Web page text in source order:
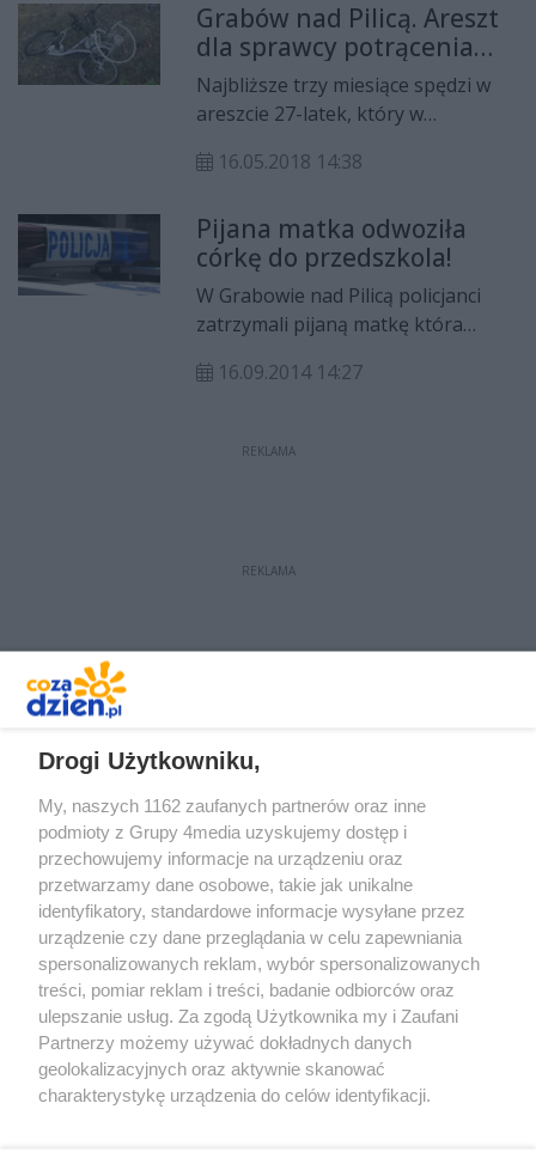
Grabów nad Pilicą. Areszt
dla sprawcy potrącenia
rowerzysty
Najbliższe trzy miesiące spędzi w
areszcie 27-latek, który w
śmiertelnego potrącenia
zdarzenia. Śledczy szybko odnaleźli
rozbite auto i zatrzymali
podejrzanego o wypadek
mężczyznę. Teraz grozi mu za to
nawet 12 lat więzienia.
16.05.2018 14:38
Pijana matka odwoziła
córkę do przedszkola!
W Grabowie nad Pilicą policjanci
zatrzymali pijaną matkę która
przywiozła do przedszkola 5 letnią
mieszkanka gm. Grabów nad Pilicą
16.09.2014 14:27
REKLAMA
REKLAMA
Redakcja Reklama Prywatność
Praca Łódź
the:protocol
Drogi Użytkowniku,
My, naszych 1162 zaufanych partnerów oraz inne
podmioty z Grupy 4media uzyskujemy dostęp i
przechowujemy informacje na urządzeniu oraz
przetwarzamy dane osobowe, takie jak unikalne
identyfikatory, standardowe informacje wysyłane przez
urządzenie czy dane przeglądania w celu zapewniania
spersonalizowanych reklam, wybór spersonalizowanych
treści, pomiar reklam i treści, badanie odbiorców oraz
ulepszanie usług. Za zgodą Użytkownika my i Zaufani
Partnerzy możemy używać dokładnych danych
geolokalizacyjnych oraz aktywnie skanować
charakterystykę urządzenia do celów identyfikacji.